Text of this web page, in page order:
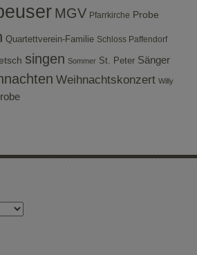
MGV Pfarrkirche Probe
Quartettverein-Familie Schloss Paffendorf
singen Sommer St. Peter Sänger
Weihnachtskonzert Willy